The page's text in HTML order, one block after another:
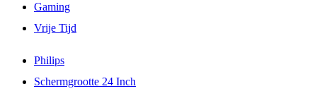
Gaming
Vrije Tijd
Philips
Schermgrootte 24 Inch